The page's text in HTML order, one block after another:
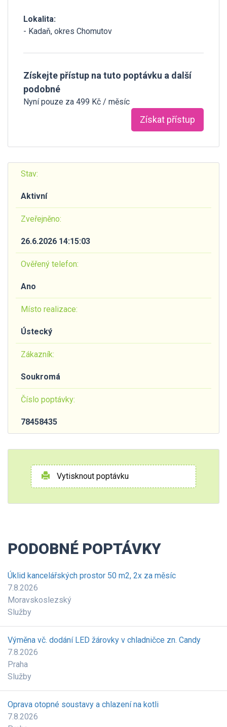
Lokalita:
- Kadaň, okres Chomutov
Získejte přístup na tuto poptávku a další
podobné
Nyní pouze za 499 Kč / měsíc
Získat přístup
Stav:
Aktivní
Zveřejněno:
26.6.2026 14:15:03
Ověřený telefon:
Ano
Místo realizace:
Ústecký
Zákazník:
Soukromá
Číslo poptávky:
78458435
Vytisknout poptávku
PODOBNÉ POPTÁVKY
Úklid kancelářských prostor 50 m2, 2x za měsíc
7.8.2026
Moravskoslezský
Služby
Výměna vč. dodání LED žárovky v chladničce zn. Candy
7.8.2026
Praha
Služby
Oprava otopné soustavy a chlazení na kotli
7.8.2026